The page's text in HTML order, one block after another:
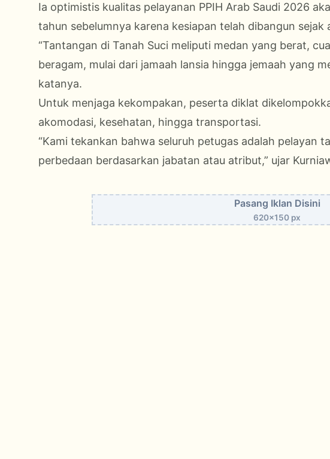
Ia optimistis kualitas pelayanan PPIH Arab Saudi 2026
tahun sebelumnya karena kesiapan telah dibangun sejak
“Tantangan di Tanah Suci meliputi medan yang berat,
beragam, mulai dari jamaah lansia hingga jemaah yang
katanya.
Untuk menjaga kekompakan, peserta diklat
akomodasi, kesehatan, hingga transportasi.
“Kami tekankan bahwa seluruh petugas adalah pelayan
perbedaan berdasarkan jabatan atau atribut,” ujar
Pasang Iklan Disini
620x150 px